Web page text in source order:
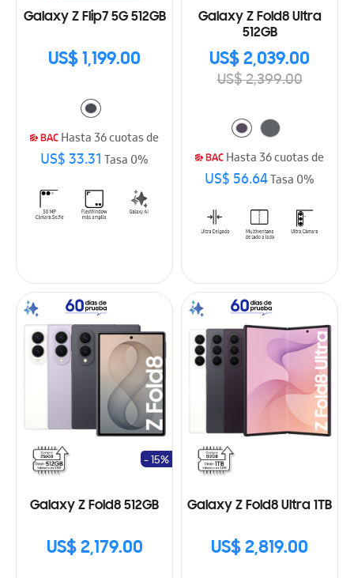
Galaxy Z Flip7 5G 512GB
US$ 1,199.00
Hasta 36 cuotas de
US$ 33.31 Tasa 0%
Galaxy Z Fold8 Ultra
512GB
US$ 2,039.00
US$ 2,399.00
Hasta 36 cuotas de
US$ 56.64Tasa 0%
Galaxy Z Fold8 512GB
US$ 2,179.00
- 15%
Galaxy Z Fold8 Ultra 1TB
US$ 2,819.00